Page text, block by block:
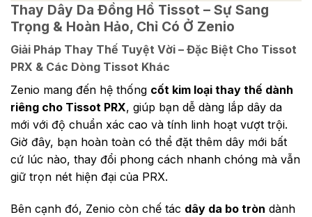
Thay Dây Da Đồng Hồ Tissot – Sự Sang
Trọng & Hoàn Hảo, Chỉ Có Ở Zenio
Giải Pháp Thay Thế Tuyệt Vời – Đặc Biệt Cho Tissot
PRX & Các Dòng Tissot Khác
Zenio mang đến hệ thống cốt kim loại thay thế dành
riêng cho Tissot PRX, giúp bạn dễ dàng lắp dây da
mới với độ chuẩn xác cao và tính linh hoạt vượt trội.
Giờ đây, bạn hoàn toàn có thể đặt thêm dây mới bất
cứ lúc nào, thay đổi phong cách nhanh chóng mà vẫn
giữ trọn nét hiện đại của PRX.
Bên cạnh đó, Zenio còn chế tác dây da bo tròn dành